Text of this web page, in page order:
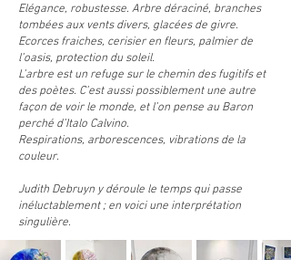
Elégance, robustesse. Arbre déraciné, branches
tombées aux vents divers, glacées de givre.
Ecorces fraiches, cerisier en fleurs, palmier de
l’oasis, protection du soleil.
L’arbre est un refuge sur le chemin des fugitifs et
des poètes. C’est aussi possiblement une autre
façon de voir le monde, et l’on pense au Baron
perché d’Italo Calvino.
Respirations, arborescences, vibrations de la
couleur.
Judith Debruyn y déroule le temps qui passe
inéluctablement ; en voici une interprétation
singulière.